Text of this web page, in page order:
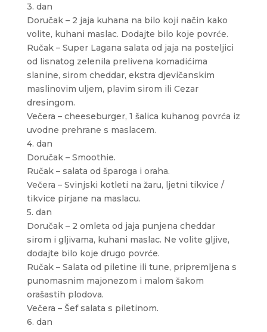
3. dan
Doručak – 2 jaja kuhana na bilo koji način kako
volite, kuhani maslac. Dodajte bilo koje povrće.
Ručak – Super Lagana salata od jaja na posteljici
od lisnatog zelenila prelivena komadićima
slanine, sirom cheddar, ekstra djevičanskim
maslinovim uljem, plavim sirom ili Cezar
dresingom.
Večera – cheeseburger, 1 šalica kuhanog povrća iz
uvodne prehrane s maslacem.
4. dan
Doručak – Smoothie.
Ručak – salata od šparoga i oraha.
Večera – Svinjski kotleti na žaru, ljetni tikvice /
tikvice pirjane na maslacu.
5. dan
Doručak – 2 omleta od jaja punjena cheddar
sirom i gljivama, kuhani maslac. Ne volite gljive,
dodajte bilo koje drugo povrće.
Ručak – Salata od piletine ili tune, pripremljena s
punomasnim majonezom i malom šakom
orašastih plodova.
Večera – Šef salata s piletinom.
6. dan